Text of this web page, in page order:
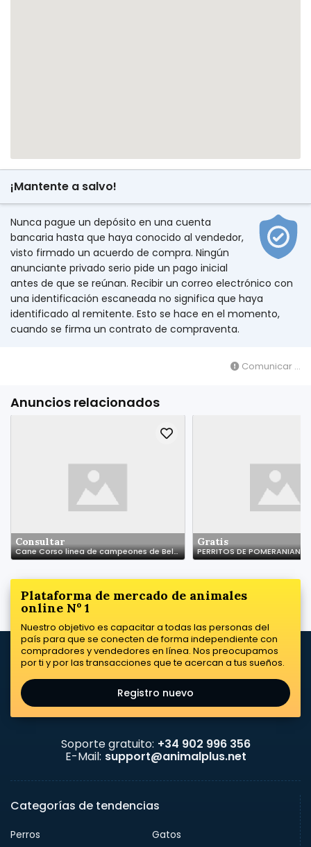
¡Mantente a salvo!
Nunca pague un depósito en una cuenta
bancaria hasta que haya conocido al vendedor,
visto firmado un acuerdo de compra. Ningún
anunciante privado serio pide un pago inicial
antes de que se reúnan. Recibir un correo electrónico con
una identificación escaneada no significa que haya
identificado al remitente. Esto se hace en el momento,
cuando se firma un contrato de compraventa.
Comunicar ...
Anuncios relacionados
Consultar
Cane Corso linea de campeones de Belleza
Gratis
PERRITOS DE POMERANIAN
Plataforma de mercado de animales
online Nº 1
Nuestro objetivo es capacitar a todas las personas del
país para que se conecten de forma independiente con
compradores y vendedores en línea. Nos preocupamos
por ti y por las transacciones que te acercan a tus sueños.
Registro nuevo
Soporte gratuito: +34 902 996 356
E-Mail: support@animalplus.net
Categorías de tendencias
Perros
Gatos